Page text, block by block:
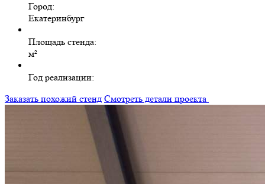
Город:
Екатеринбург
Площадь стенда:
м²
Год реализации:
Заказать похожий стенд Смотреть детали проекта